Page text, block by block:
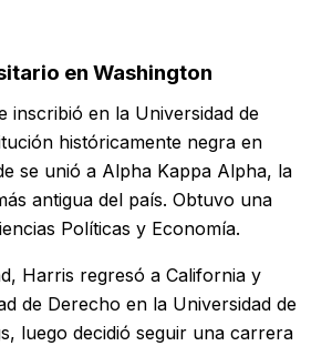
en Washington
inscribió en la Universidad de
históricamente negra en
se unió a Alpha Kappa Alpha, la
antigua del país. Obtuvo una
Políticas y Economía.
Harris regresó a California y
de Derecho en la Universidad de
luego decidió seguir una carrera